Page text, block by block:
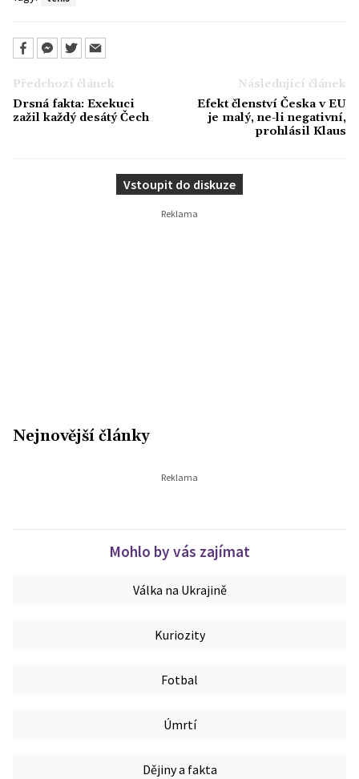
Předchozí článek
Drsná fakta: Exekuci
zažil každý desátý Čech
Následující článek
Efekt členství Česka v EU
je malý, ne-li negativní,
prohlásil Klaus
Vstoupit do diskuze
Nejnovější články
Mohlo by vás zajímat
Válka na Ukrajině
Kuriozity
Fotbal
Úmrtí
Dějiny a fakta